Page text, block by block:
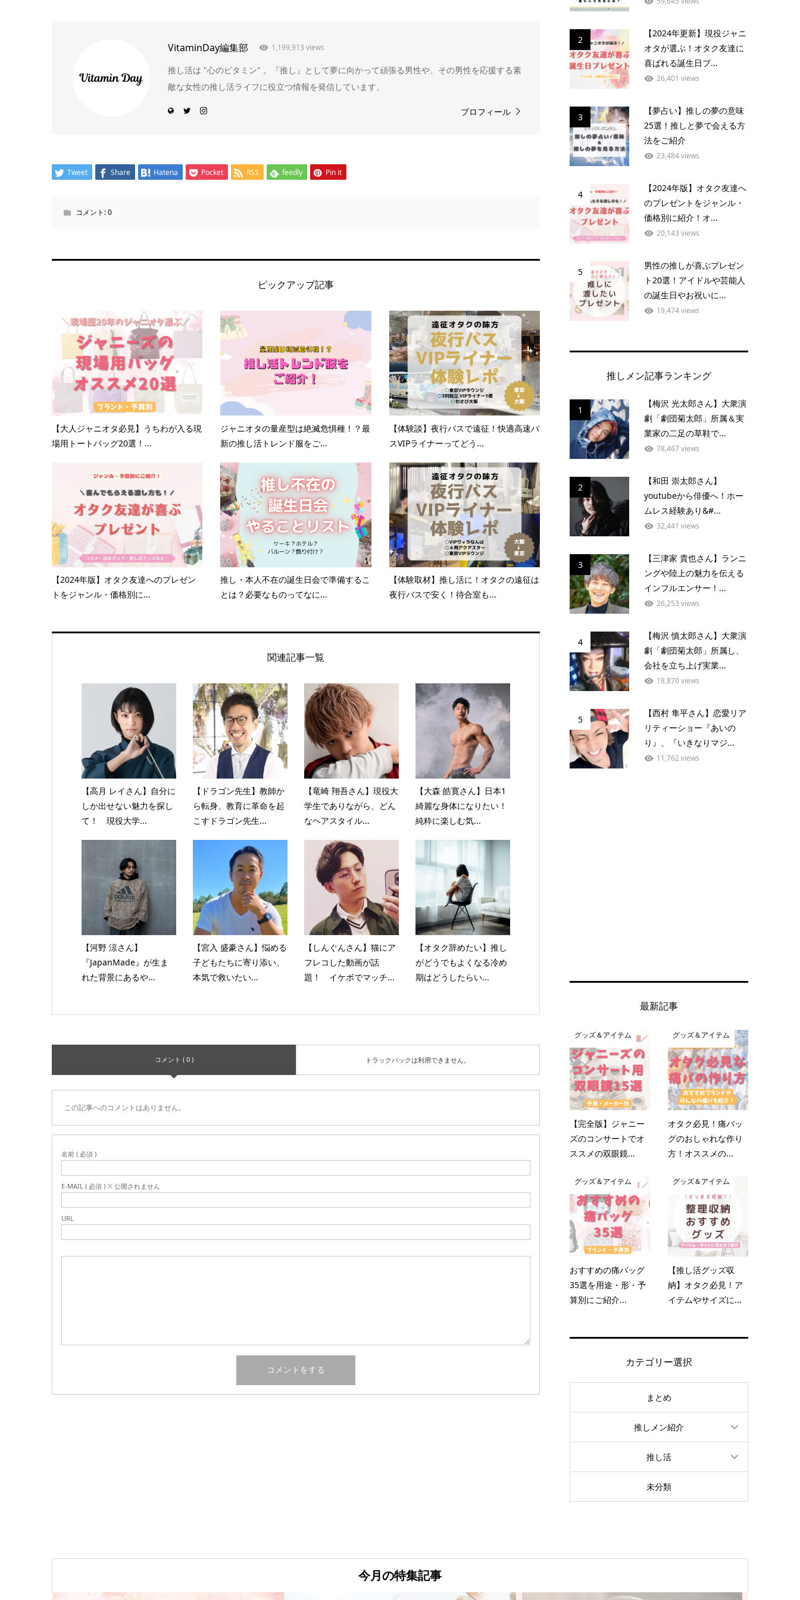
VitaminDay編集部 1,199,913 views
推し活は "心のビタミン" 。『推し』として夢に向かって頑張る男性や、その男性を応援する素
敵な女性の推し活ライフに役立つ情報を発信しています。
プロフィール
Tweet Share Hatena Pocket RSS feedly Pin it
コメント:0
ピックアップ記事
【大人ジャニオタ必見】うちわが入る現
場用トートバッグ20選！...
ジャニオタの量産型は絶滅危惧種！？最
新の推し活トレンド服をご...
【体験談】夜行バスで遠征！快適高速バ
スVIPライナーってどう...
【2024年版】オタク友達へのプレゼン
トをジャンル・価格別に...
推し・本人不在の誕生日会で準備するこ
とは？必要なものってなに...
【体験取材】推し活に！オタクの遠征は
夜行バスで安く！待合室も...
関連記事一覧
【高月 レイさん】自分に
しか出せない魅力を探し
て！ 現役大学...
【ドラゴン先生】教師か
ら転身、教育に革命を起
こすドラゴン先生...
【竜崎 翔吾さん】現役大
学生でありながら、どん
なヘアスタイル...
【大森 皓寛さん】日本1
綺麗な身体になりたい！
純粋に楽しむ気...
【河野 涼さん】
『JapanMade』が生ま
れた背景にあるや...
【宮入 盛豪さん】悩める
子どもたちに寄り添い、
本気で救いたい...
【しんぐんさん】猫にア
フレコした動画が話
題！ イケボでマッチ...
【オタク辞めたい】推し
がどうでもよくなる冷め
期はどうしたらい...
コメント ( 0 ) トラックバックは利用できません。
この記事へのコメントはありません。
名前 ( 必須 )
E-MAIL ( 必須 ) ※ 公開されません
URL
2
【2024年更新】現役ジャニ
オタが選ぶ！オタク友達に
喜ばれる誕生日プ...
26,401 views
3
【夢占い】推しの夢の意味
25選！推しと夢で会える方
法をご紹介
23,484 views
4
【2024年版】オタク友達へ
のプレゼントをジャンル・
価格別に紹介！オ...
20,143 views
5
男性の推しが喜ぶプレゼン
ト20選！アイドルや芸能人
の誕生日やお祝いに...
19,474 views
推しメン記事ランキング
1
【梅沢 光太郎さん】大衆演
劇「劇団菊太郎」所属＆実
業家の二足の草鞋で...
78,467 views
2
【和田 崇太郎さん】
youtubeから俳優へ！ホー
ムレス経験あり&#...
32,441 views
3
【三津家 貴也さん】ランニ
ングや陸上の魅力を伝える
インフルエンサー！...
26,253 views
4
【梅沢 慎太郎さん】大衆演
劇「劇団菊太郎」所属し、
会社を立ち上げ実業...
18,870 views
5
【西村 隼平さん】恋愛リア
リティーショー『あいの
り』、『いきなりマジ...
11,762 views
最新記事
グッズ＆アイテム
【完全版】ジャニー
ズのコンサートでオ
ススメの双眼鏡...
グッズ＆アイテム
オタク必見！痛バッ
グのおしゃれな作り
方！オススメの...
グッズ＆アイテム
おすすめの痛バッグ
35選を用途・形・予
算別にご紹介...
グッズ＆アイテム
【推し活グッズ収
納】オタク必見！ア
イテムやサイズに...
カテゴリー選択
まとめ
推しメン紹介
推し活
未分類
今月の特集記事